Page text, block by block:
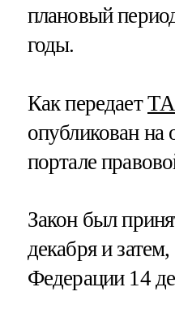
плановый
годы.
Как передает
опубликован
портале
Закон был
декабря и
Федерации 14